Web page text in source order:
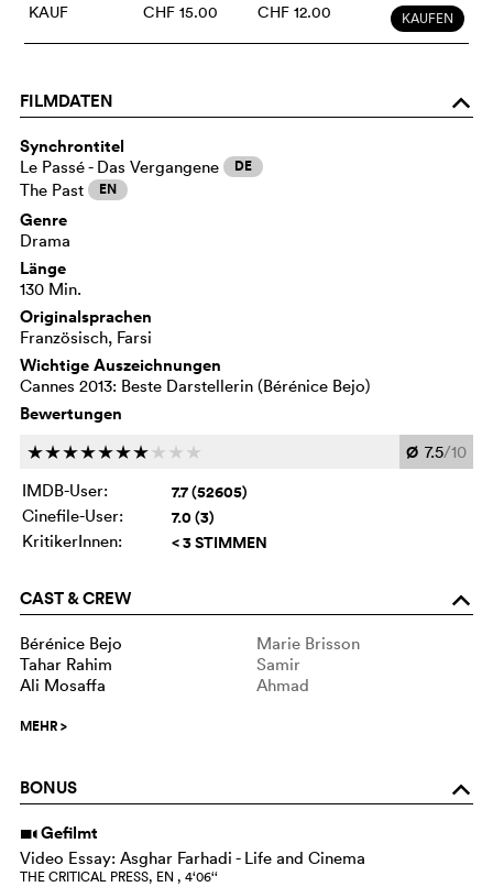
KAUF CHF 15.00 CHF 12.00 KAUFEN
FILMDATEN o
Synchrontitel
Le Passé - Das Vergangene DE
The Past EN
Genre
Drama
Länge
130 Min.
Originalsprachen
Französisch, Farsi
Wichtige Auszeichnungen
Cannes 2013: Beste Darstellerin (Bérénice Bejo)
Bewertungen
ccccccc c c c Ø 7.5/10
IMDB-User:
7.7 (52605)
Cinefile-User: 7.0 (3)
KritikerInnen: < 3 STIMMEN
CAST & CREW o
Bérénice Bejo
Marie Brisson
Tahar Rahim
Samir
Ali Mosaffa
Ahmad
MEHR>
BONUS o
i Gefilmt
Video Essay: Asghar Farhadi - Life and Cinema
THE CRITICAL PRESS, EN , 4‘06‘‘